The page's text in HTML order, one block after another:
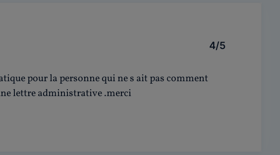
4/5
pour la personne qui ne s ait pas comment
lettre administrative .merci